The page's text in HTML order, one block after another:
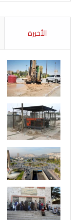
الأخيرة